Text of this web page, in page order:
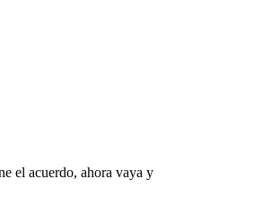
el acuerdo, ahora vaya y